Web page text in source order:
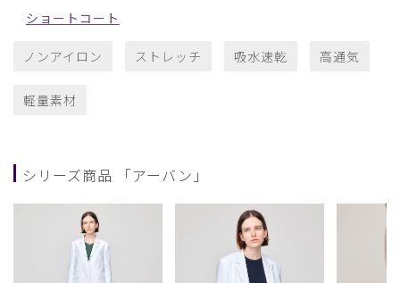
ショートコート
ノンアイロン ストレッチ 吸水速乾 高通気
軽量素材
シリーズ商品 「アーバン」